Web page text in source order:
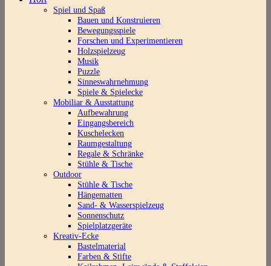
Spiel und Spaß
Bauen und Konstruieren
Bewegungsspiele
Forschen und Experimentieren
Holzspielzeug
Musik
Puzzle
Sinneswahrnehmung
Spiele & Spielecke
Mobiliar & Ausstattung
Aufbewahrung
Eingangsbereich
Kuschelecken
Raumgestaltung
Regale & Schränke
Stühle & Tische
Outdoor
Stühle & Tische
Hängematten
Sand- & Wasserspielzeug
Sonnenschutz
Spielplatzgeräte
Kreativ-Ecke
Bastelmaterial
Farben & Stifte